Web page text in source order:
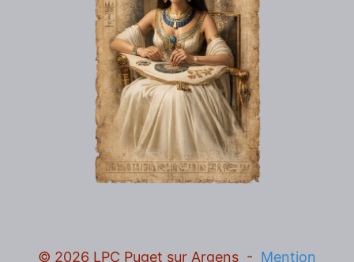
© 2026 LPC Puget sur Argens - Mention